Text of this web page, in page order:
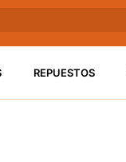
REPUESTOS